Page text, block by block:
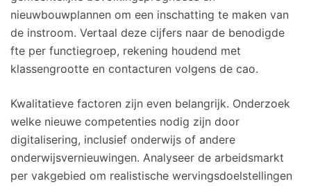
nieuwbouwplannen om een inschatting te maken van
de instroom. Vertaal deze cijfers naar de benodigde
fte per functiegroep, rekening houdend met
klassengrootte en contacturen volgens de cao.
Kwalitatieve factoren zijn even belangrijk. Onderzoek
welke nieuwe competenties nodig zijn door
digitalisering, inclusief onderwijs of andere
onderwijsvernieuwingen. Analyseer de arbeidsmarkt
per vakgebied om realistische wervingsdoelstellingen